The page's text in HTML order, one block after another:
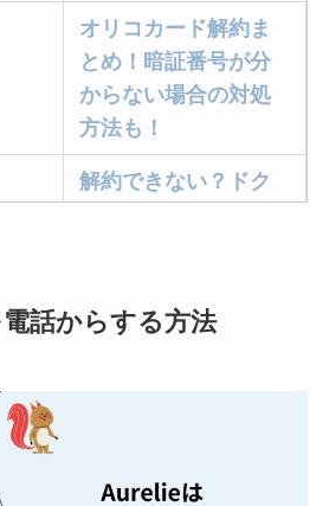
オリコカード解約ま
とめ！暗証番号が分
からない場合の対処
方法も！
解約できない？ドク
ミュゼプラチナムの
解約方法まとめ！契
とめ！最短手続きや
話からする方法